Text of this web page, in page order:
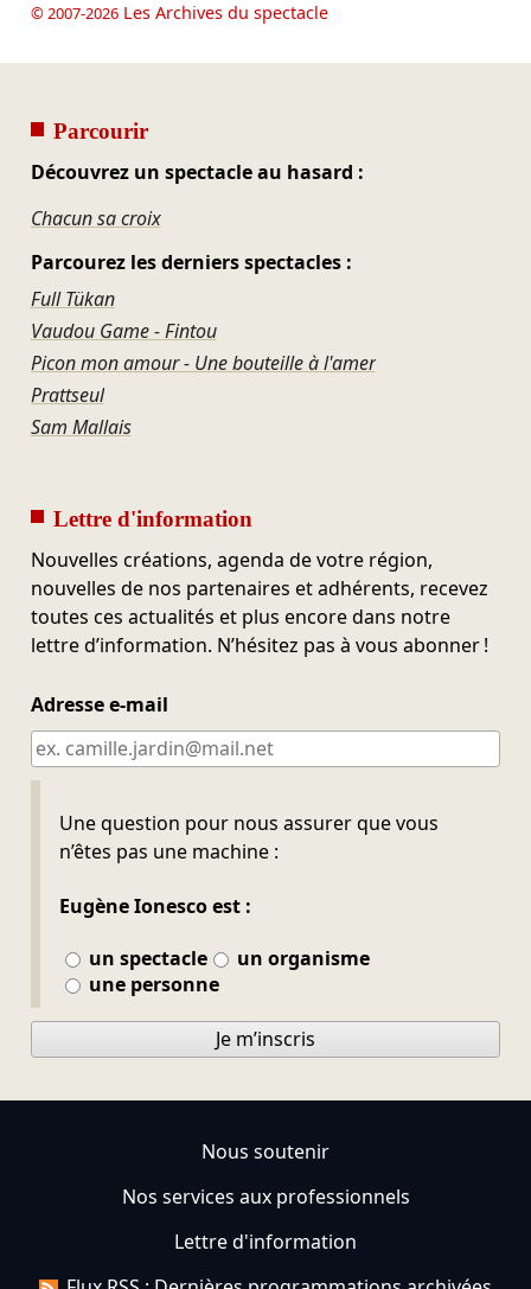
© 2007-2026Les Archives du spectacle
Parcourir
Découvrez un spectacle au hasard :
Chacun sa croix
Parcourez les derniers spectacles :
Full Tükan
Vaudou Game - Fintou
Picon mon amour - Une bouteille à l'amer
Prattseul
Sam Mallais
Lettre d'information
Nouvelles créations, agenda de votre région,
nouvelles de nos partenaires et adhérents, recevez
toutes ces actualités et plus encore dans notre
lettre d’information. N’hésitez pas à vous abonner !
Adresse e-mail
Une question pour nous assurer que vous
n’êtes pas une machine :
Eugène Ionesco est :
un spectacle
un organisme
une personne
Ne pas remplir
Je m’inscris
Nous soutenir
Nos services aux professionnels
Lettre d'information